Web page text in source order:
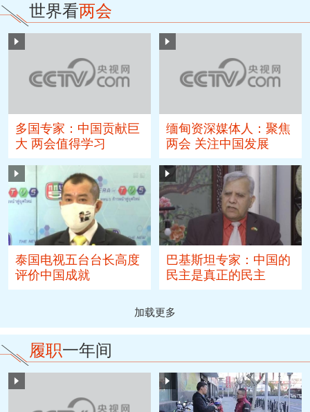
世界看两会
多国专家：中国贡献巨
大 两会值得学习
缅甸资深媒体人：聚焦
两会 关注中国发展
泰国电视五台台长高度
评价中国成就
巴基斯坦专家：中国的
民主是真正的民主
加载更多
履职一年间